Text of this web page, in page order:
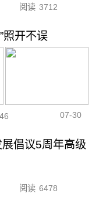
阅读 3712
照开不误
07-30
倡议5周年高级
阅读 6478